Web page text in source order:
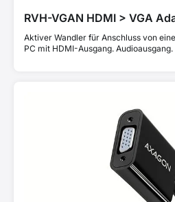
RVH-VGAN HDMI > VGA
Aktiver Wandler für Anschluss von
PC mit HDMI-Ausgang. Audioausgang.